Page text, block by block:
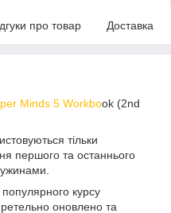
про товар Доставка
Minds 5 Workbook (2nd
тільки
першого та останнього
курсу
ретельно оновлено та